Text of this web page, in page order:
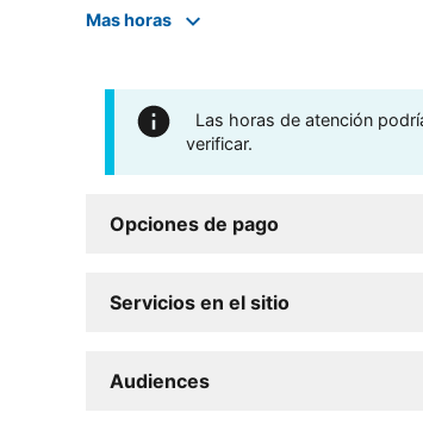
Mas horas
Las horas de atención
verificar.
Opciones de pago
Servicios en el sitio
Audiences